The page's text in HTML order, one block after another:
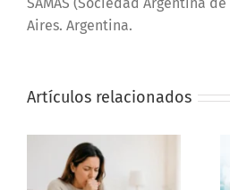
Aires. Argentina.
Artículos relacionados